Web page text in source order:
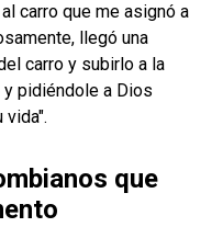
carro que me asignó a
llegó una
carro y subirlo a la
pidiéndole a Dios
que